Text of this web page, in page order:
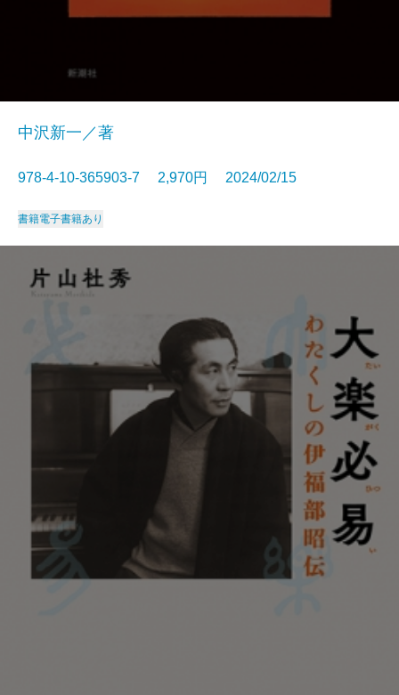
中沢新一／著
978-4-10-365903-7 2,970円 2024/02/15
書籍電子書籍あり